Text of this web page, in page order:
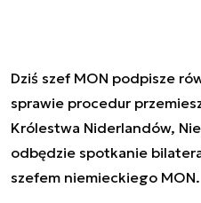
Dziś szef MON podpisze
sprawie procedur
Królestwa Niderlandów,
odbędzie spotkanie
szefem niemieckiego MON.